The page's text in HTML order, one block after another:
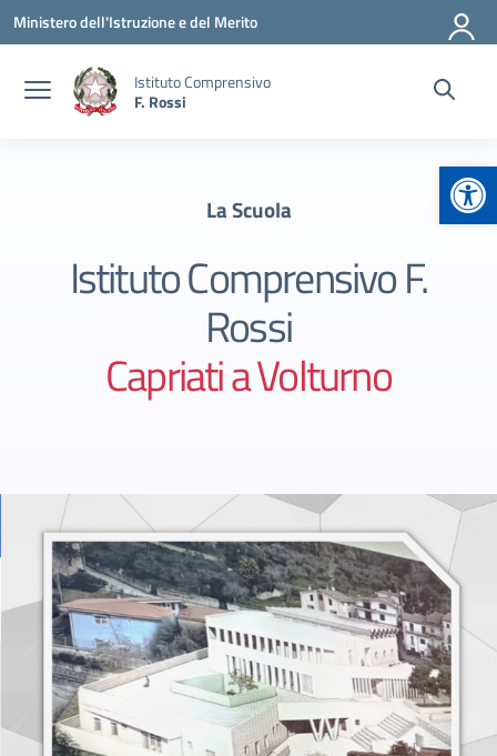
Vai ai contenuti
Vai al menu di navigazione
Vai al footer
Ministero dell'Istruzione e del Merito
Istituto Comprensivo
F. Rossi
La Scuola
Istituto Comprensivo F.
Rossi
Capriati a Volturno